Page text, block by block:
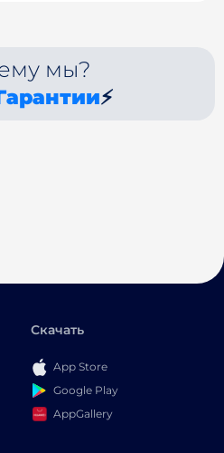
мы?
⚡
Скачать
App Store
Google Play
AppGallery